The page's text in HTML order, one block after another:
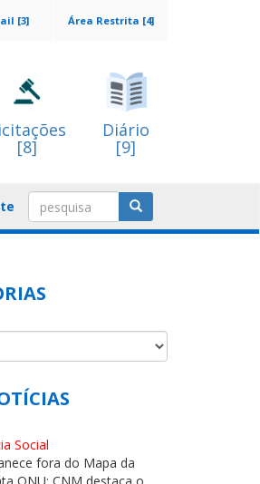
Área Restrita [4]
[3]
[8]
Diário
[9]
Social
fora do Mapa da